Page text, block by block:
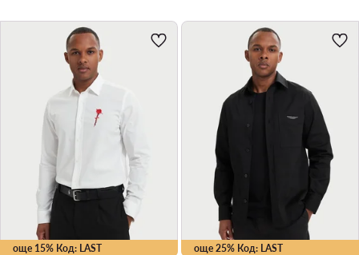
още 15% Код: LAST още 25% Код: LAST